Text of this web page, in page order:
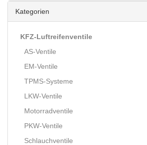
Kategorien
KFZ-Luftreifenventile
AS-Ventile
EM-Ventile
TPMS-Systeme
LKW-Ventile
Motorradventile
PKW-Ventile
Schlauchventile